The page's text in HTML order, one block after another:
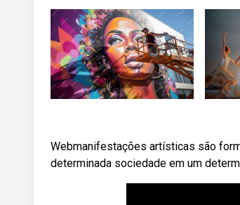
Webmanifestações artísticas são
determinada sociedade em um